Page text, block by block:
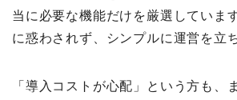
当に必要な機能だけを厳選していま
に惑わされず、シンプルに運営を立
「導入コストが心配」という方も、